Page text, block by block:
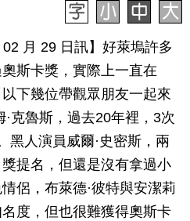
02 月 29 日訊】好萊塢許多
斯卡獎，實際上一直在
下幾位帶觀眾朋友一起來
克魯斯，過去20年裡，3次
黑人演員威爾·史密斯，兩
提名，但還是沒有拿過小
侶，布萊德·彼特與安潔莉
度，但也很難獲得奧斯卡